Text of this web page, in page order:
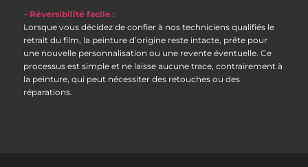
– Réversibilité facile :
Lorsque vous décidez de confier à nos techniciens qualifiés le
retrait du film, la peinture d’origine reste intacte, prête pour
une nouvelle personnalisation ou une revente éventuelle. Ce
processus est simple et ne laisse aucune trace, contrairement à
la peinture, qui peut nécessiter des retouches ou des
réparations.